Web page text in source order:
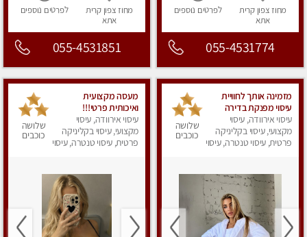
מחוז צפוןקרית
אתא
לפרטים נוספים
055-4531774
מחוז צפוןקרית
אתא
לפרטים נוספים
055-4531851
מזמינה אותך לחוויית
עיסוי מפנקת בדירה
פרטית Massage
עיסוי אירוודה, עיסוי
מקצועי, עיסוי בקליניקה
פרטית, עיסוי טנטרה, עיסוי
שלושה
כוכבים
מעסה מקצועית
ואיכותית פרטי!!!
עיסוי אירוודה, עיסוי
מקצועי, עיסוי בקליניקה
פרטית, עיסוי טנטרה, עיסוי
שלושה
כוכבים